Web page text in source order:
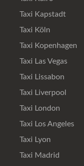
Taxi Kapstadt
Taxi Köln
Taxi Kopenhagen
Taxi Las Vegas
Taxi Lissabon
Taxi Liverpool
Taxi London
Taxi Los Angeles
Taxi Lyon
Taxi Madrid